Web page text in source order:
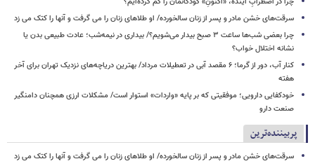
سرقت‌های خشن مادر و پسر از زنان سالخورده/ او طلاهای زنان را می گرفت و آنها را کتک می زد
چرا بعضی شب‌ها ساعت ۳ صبح بیدار می‌شویم؟/ بیداری در نیمه‌شب؛ عادت طبیعی بدن یا
نشانه اختلال خواب؟
کنار آب، دور از گرما؛ ۶ مقصد آبی در تعطیلات مرداد/ بهترین دریاچه‌های نزدیک تهران برای آخر
هفته
خودکفایی دارویی؛ موفقیتی که بر پایه‌ «واردات» استوار است/ مشکلات ارزی همچنان دامنگیر
صنعت دارو
پربیننده‌ترین
سرقت‌های خشن مادر و پسر از زنان سالخورده/ او طلاهای زنان را می گرفت و آنها را کتک می زد